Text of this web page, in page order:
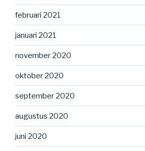
februari 2021
januari 2021
november 2020
oktober 2020
september 2020
augustus 2020
juni 2020